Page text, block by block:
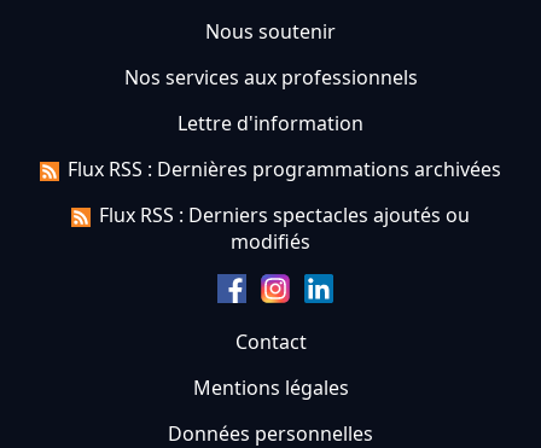
Nous soutenir
Nos services aux professionnels
Lettre d'information
Flux RSS : Dernières programmations archivées
Flux RSS : Derniers spectacles ajoutés ou
modifiés
Contact
Mentions légales
Données personnelles